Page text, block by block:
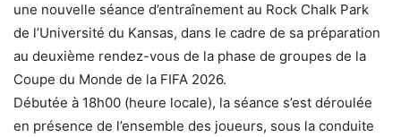
une nouvelle séance d’entraînement au Rock Chalk Park
de l’Université du Kansas, dans le cadre de sa préparation
au deuxième rendez-vous de la phase de groupes de la
Coupe du Monde de la FIFA 2026.
Débutée à 18h00 (heure locale), la séance s’est déroulée
en présence de l’ensemble des joueurs, sous la conduite